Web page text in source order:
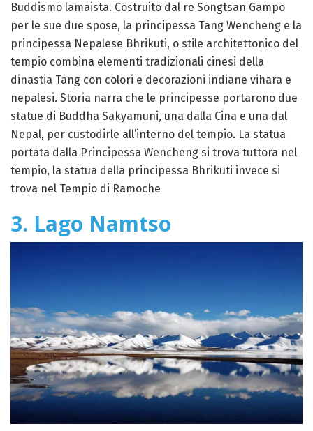
Buddismo lamaista. Costruito dal re Songtsan Gampo
per le sue due spose, la principessa Tang Wencheng e la
principessa Nepalese Bhrikuti, o stile architettonico del
tempio combina elementi tradizionali cinesi della
dinastia Tang con colori e decorazioni indiane vihara e
nepalesi. Storia narra che le principesse portarono due
statue di Buddha Sakyamuni, una dalla Cina e una dal
Nepal, per custodirle all’interno del tempio. La statua
portata dalla Principessa Wencheng si trova tuttora nel
tempio, la statua della principessa Bhrikuti invece si
trova nel Tempio di Ramoche
3. Lago Namtso